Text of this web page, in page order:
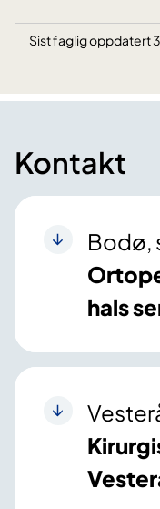
Sist faglig oppdatert
Kontakt
Bodø,
hals